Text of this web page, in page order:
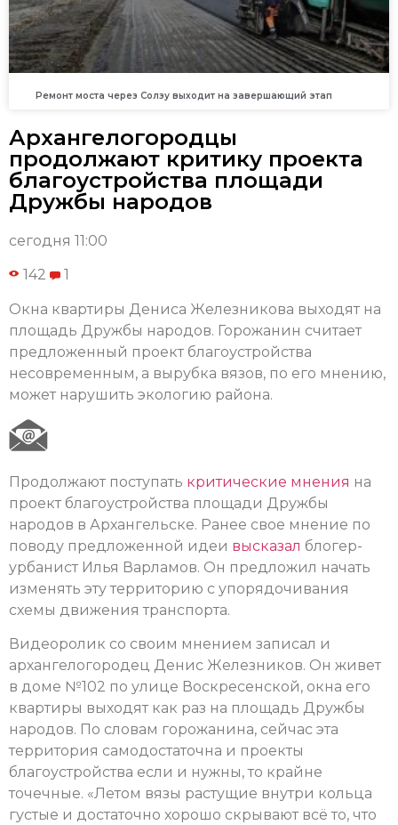
Ремонт моста через Солзу выходит на завершающий этап
Архангелогородцы
продолжают критику проекта
благоустройства площади
Дружбы народов
сегодня 11:00
142 1
Окна квартиры Дениса Железникова выходят на
площадь Дружбы народов. Горожанин считает
предложенный проект благоустройства
несовременным, а вырубка вязов, по его мнению,
может нарушить экологию района.
Продолжают поступать критические мнения на
проект благоустройства площади Дружбы
народов в Архангельске. Ранее свое мнение по
поводу предложенной идеи высказал блогер-
урбанист Илья Варламов. Он предложил начать
изменять эту территорию с упорядочивания
схемы движения транспорта.
Видеоролик со своим мнением записал и
архангелогородец Денис Железников. Он живет
в доме №102 по улице Воскресенской, окна его
квартиры выходят как раз на площадь Дружбы
народов. По словам горожанина, сейчас эта
территория самодостаточна и проекты
благоустройства если и нужны, то крайне
точечные. «Летом вязы растущие внутри кольца
густые и достаточно хорошо скрывают всё то, что